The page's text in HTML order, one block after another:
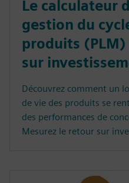
Le calculateur
gestion du
produits
sur
Découvrez comment un
de vie des produits se
des performances de
Mesurez le retour sur